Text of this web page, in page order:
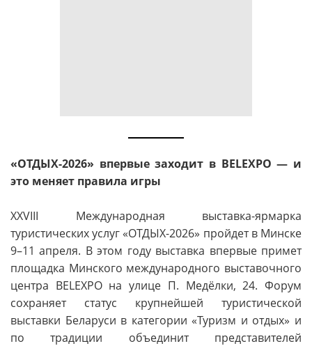
«ОТДЫХ-2026» впервые заходит в BELEXPO — и
это меняет правила игры
XXVIII Международная выставка-ярмарка
туристических услуг «ОТДЫХ-2026» пройдет в Минске
9–11 апреля. В этом году выставка впервые примет
площадка Минского международного выставочного
центра BELEXPO на улице П. Медёлки, 24. Форум
сохраняет статус крупнейшей туристической
выставки Беларуси в категории «Туризм и отдых» и
по традиции объединит представителей